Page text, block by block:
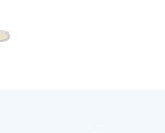
Perles - Daniel
Champs Elysées
Louis XVI
Timbale Marie- Louise